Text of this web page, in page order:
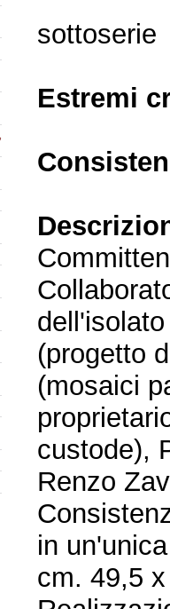
sottoserie
Estremi
(progetto
(mosaici
custode),
Renzo
in
cm. 49,5